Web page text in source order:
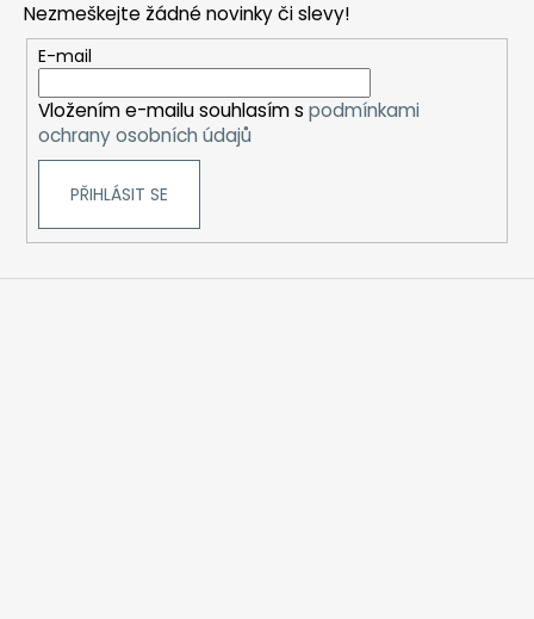
Nezmeškejte žádné novinky či slevy!
E-mail
Vložením e-mailu souhlasím s podmínkami
ochrany osobních údajů
PŘIHLÁSIT SE